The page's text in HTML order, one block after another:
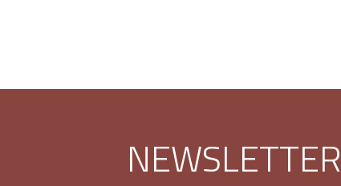
NEWSLETTER